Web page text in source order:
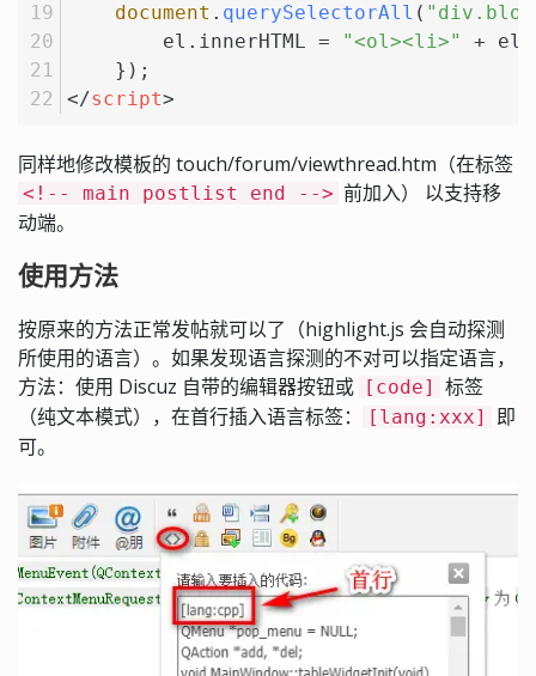
document . querySelectorAll (
        el.
innerHTML = "<ol><li>" + el.
    });
</script>
同样地修改模板的 touch/forum/viewthread.htm（在标签
<!-- main postlist end --> 前加入） 以支持移
动端。
使用方法
按原来的方法正常发帖就可以了（highlight.js 会自动探测
所使用的语言）。如果发现语言探测的不对可以指定语言，
方法：使用 Discuz 自带的编辑器按钮或
[code]
标签
（纯文本模式），在首行插入语言标签：
[lang:xxx]
即
可。